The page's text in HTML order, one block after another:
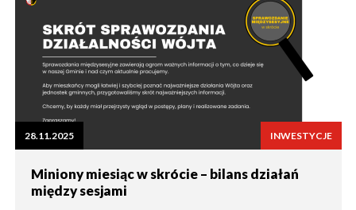
28.11.2025 INWESTYCJE
Miniony miesiąc w skrócie – bilans działań
między sesjami